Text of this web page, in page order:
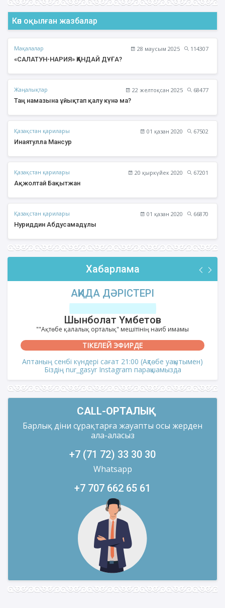
Көп оқылған жазбалар
Мақалалар 28 маусым 2025
114307
«САЛАТУН-НАРИЯ» ҚАНДАЙ ДҰҒА?
Жаңалықтар 22 желтоқсан 2025
68477
Таң намазына ұйықтап қалу күнә ма?
Қазақстан қарилары 01 қазан 2020
67502
Инаятулла Мансур
Қазақстан қарилары 20 қыркүйек 2020
67201
Ақжолтай Бақытжан
Қазақстан қарилары 01 қазан 2020
66870
Нуриддин Абдусамадұлы
Хабарлама
АҚИДА ДӘРІСТЕРІ
Шынболат Үмбетов
""Ақтөбе қалалық орталық" мешітінің наиб имамы
ТІКЕЛЕЙ ЭФИРДЕ
Аптаның сенбі күндері сағат 21:00 (Ақтөбе уақытымен)
Біздің nur_gasyr Instagram парақшамызда
CALL-ОРТАЛЫҚ
Барлық діни сұрақтарға жауапты осы жерден
ала-аласыз
+7 (71 72) 33 30 30
Whatsapp
+7 707 662 65 61